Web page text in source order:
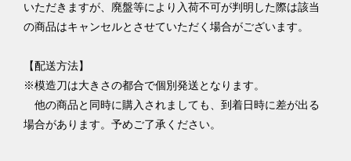
いただきますが、廃盤等により入荷不可が判明した際は該当
の商品はキャンセルとさせていただく場合がございます。
【配送方法】
※模造刀は大きさの都合で個別発送となります。
他の商品と同時に購入されましても、到着日時に差が出る
場合があります。予めご了承ください。